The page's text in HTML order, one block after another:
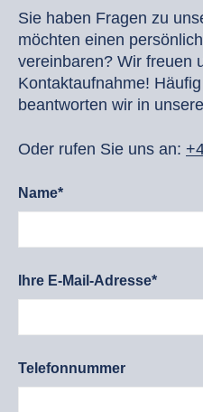
Sie haben Fragen zu
möchten einen
vereinbaren? Wir freuen
Kontaktaufnahme!
beantworten wir in
Oder rufen Sie uns an:
Name*
Ihre E-Mail-Adresse*
Telefonnummer